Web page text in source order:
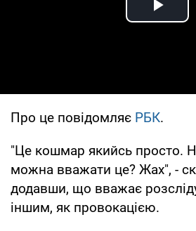
Про це повідомляє РБК.
"Це кошмар якийсь просто.
можна вважати це? Жах", -
додавши, що вважає
іншим, як провокацією.